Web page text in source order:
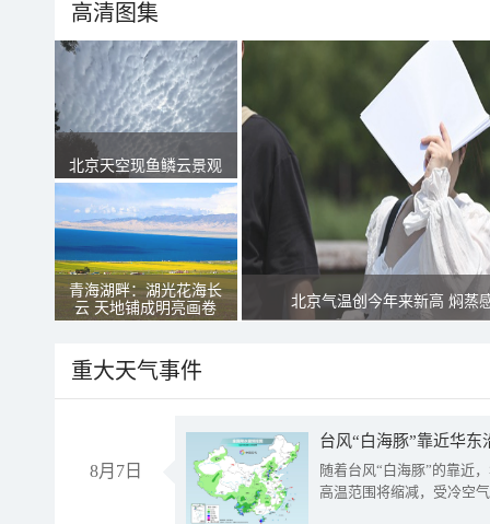
高清图集
北京天空现鱼鳞云景观
青海湖畔：湖光花海长
云 天地铺成明亮画卷
北京气温创今年来新高 焖蒸
重大天气事件
8月7日
台风“白海豚”靠近华
随着台风“白海豚”的靠近
高温范围将缩减，受冷空